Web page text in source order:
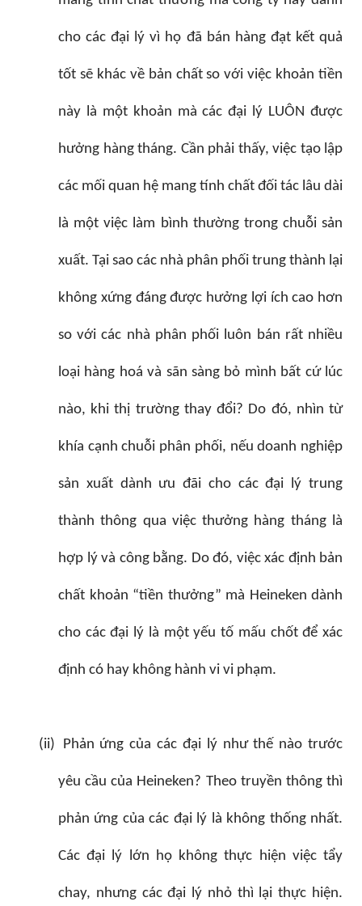
cho các đại lý vì họ đã bán hàng đạt kết quả
tốt sẽ khác về bản chất so với việc khoản tiền
này là một khoản mà các đại lý LUÔN được
hưởng hàng tháng. Cần phải thấy, việc tạo lập
các mối quan hệ mang tính chất đối tác lâu dài
là một việc làm bình thường trong chuỗi sản
xuất. Tại sao các nhà phân phối trung thành lại
không xứng đáng được hưởng lợi ích cao hơn
so với các nhà phân phối luôn bán rất nhiều
loại hàng hoá và sãn sàng bỏ mình bất cứ lúc
nào, khi thị trường thay đổi? Do đó, nhìn từ
khía cạnh chuỗi phân phối, nếu doanh nghiệp
sản xuất dành ưu đãi cho các đại lý trung
thành thông qua việc thưởng hàng tháng là
hợp lý và công bằng. Do đó, việc xác định bản
chất khoản “tiền thưởng” mà Heineken dành
cho các đại lý là một yếu tố mấu chốt để xác
định có hay không hành vi vi phạm.
(ii) Phản ứng của các đại lý như thế nào trước
yêu cầu của Heineken? Theo truyền thông thì
phản ứng của các đại lý là không thống nhất.
Các đại lý lớn họ không thực hiện việc tẩy
chay, nhưng các đại lý nhỏ thì lại thực hiện.